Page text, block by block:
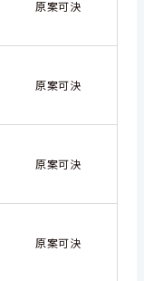
原案可決
原案可決
原案可決
原案可決